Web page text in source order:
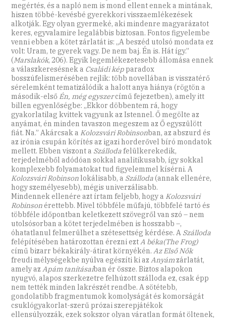
megértés, és a napló nem is mond ellent ennek a mintának,
hiszen többé-kevésbé gyerekkori visszaemlékezések
alkotják. Egy olyan gyermeké, aki mindenre magyarázatot
keres, egyvalamire legalábbis biztosan. Fontos figyelembe
venni ebben a kötet zárlatát is: „A beszéd utolsó mondata ez
volt: Uram, te gyerek vagy. De nem baj. Én is. Hát így.”
(Marslakók, 206). Egyik legemlékezetesebb állomása ennek
a válaszkeresésnek a Családi kép paradox
bosszúfelismerésében rejlik: több novellában is visszatérő
sérelemként tematizálódik a halott anya hiánya (rögtön a
második-első Én, még egyszercímű fejezetben), amely itt
billen egyenlőségbe: „Ekkor döbbentem rá, hogy
gyakorlatilag kvittek vagyunk az Istennel. Ő megölte az
anyámat, én minden tavaszon megeszem az Ő egyszülött
fiát. Na.” Akárcsak a Kolozsvári Robinsonban, az abszurd és
az irónia csupán körítés az igazi horderővel bíró mondatok
mellett. Ebben viszont a Szállodafelülkerekedik,
terjedelméből adódóan sokkal analitikusabb, így sokkal
komplexebb folyamatokat tud figyelemmel kísérni. A
Kolozsvári Robinsonlokálisabb, a Szálloda(annak ellenére,
hogy személyesebb), mégis univerzálisabb.
Mindennek ellenére azt írtam feljebb, hogy a Kolozsvári
Robinson érettebb. Mivel többféle műfajú, többfelé tartó és
többféle időpontban keletkezett szövegről van szó – nem
utolsósorban a kötet terjedelmében is hosszabb –,
óhatatlanul felmerülhet a szétesettség kérdése. A Szálloda
felépítésében határozottan érezni eztA béka(The Frog)
című bizarr békakirály-átirat környékén.Az Első Nők
freudi mélységekbe nyúlva egészíti ki azAnyámzárlatát,
amely azApám tanításaiban ér össze. Biztos alapokon
nyugvó, alapos szerkezetre felhúzott szálloda ez, csak épp
nem tették minden lakrészét rendbe. A sötétebb,
gondolatibb fragmentumok komolyságát és komorságát
csuklógyakorlat-szerű prózai szerepjátékok
ellensúlyozzák, ezek sokszor olyan váratlan formát öltenek,